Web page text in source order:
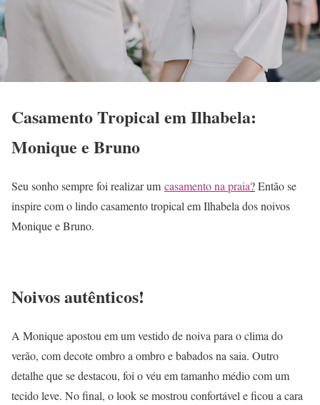
Casamento Tropical em Ilhabela:
Monique e Bruno
Seu sonho sempre foi realizar um casamento na praia?Então se
inspire com o lindo casamento tropical em Ilhabela dos noivos
Monique e Bruno.
Noivos autênticos!
A Monique apostou em um vestido de noiva para o clima do
verão, com decote ombro a ombro e babados na saia. Outro
detalhe que se destacou, foi o véu em tamanho médio com um
tecido leve. No final, o look se mostrou confortável e ficou a cara